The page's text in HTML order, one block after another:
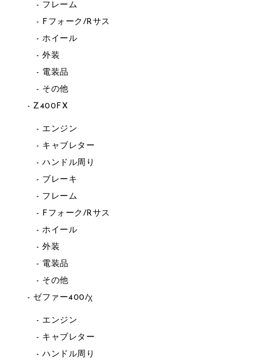
フレーム
Fフォーク/Rサス
ホイール
外装
電装品
その他
Z400FX
エンジン
キャブレター
ハンドル周り
ブレーキ
フレーム
Fフォーク/Rサス
ホイール
外装
電装品
その他
ゼファー400/χ
エンジン
キャブレター
ハンドル周り